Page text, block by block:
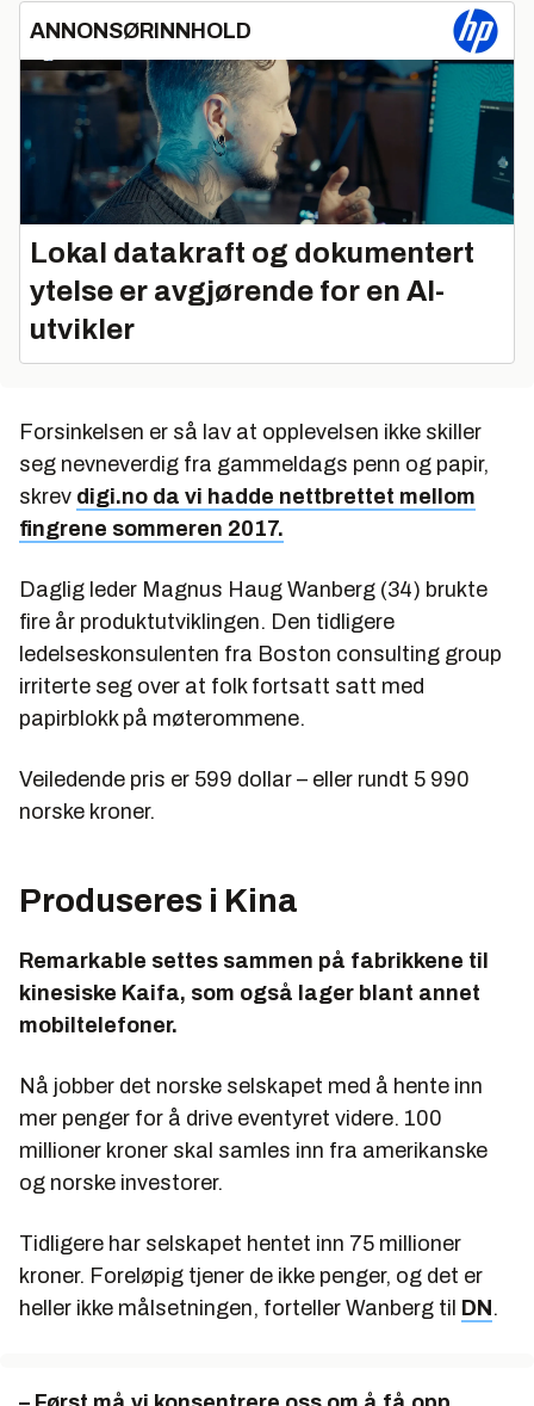
ANNONSØRINNHOLD
Lokal datakraft og dokumentert
ytelse er avgjørende for en AI-
utvikler
Forsinkelsen er så lav at opplevelsen ikke skiller
seg nevneverdig fra gammeldags penn og papir,
skrev digi.no da vi hadde nettbrettet mellom
fingrene sommeren 2017.
Daglig leder Magnus Haug Wanberg (34) brukte
fire år produktutviklingen. Den tidligere
ledelseskonsulenten fra Boston consulting group
irriterte seg over at folk fortsatt satt med
papirblokk på møterommene.
Veiledende pris er 599 dollar – eller rundt 5 990
norske kroner.
Produseres i Kina
Remarkable settes sammen på fabrikkene til
kinesiske Kaifa, som også lager blant annet
mobiltelefoner.
Nå jobber det norske selskapet med å hente inn
mer penger for å drive eventyret videre. 100
millioner kroner skal samles inn fra amerikanske
og norske investorer.
Tidligere har selskapet hentet inn 75 millioner
kroner. Foreløpig tjener de ikke penger, og det er
heller ikke målsetningen, forteller Wanberg til DN .